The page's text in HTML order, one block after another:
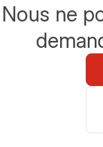
Nous ne